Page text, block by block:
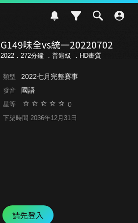
G149味全vs統一20220702
2022．272分鐘 ． 普遍級 ．HD畫質
類型 2022七月完整賽事
發音 國語
星等 0
下架時間 2036年12月31日
請先登入